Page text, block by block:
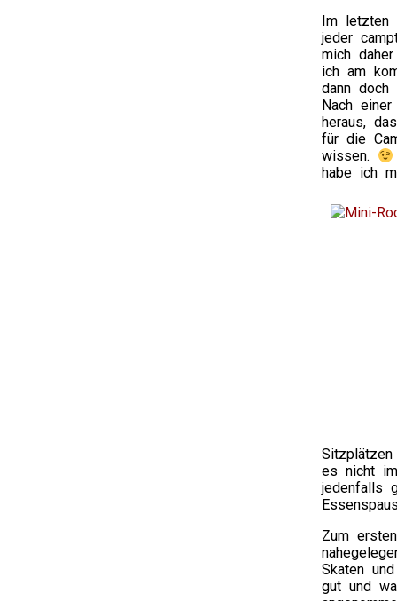
Im letzten
jeder
mich
ich am
dann
Nach
heraus,
für die
wissen.
habe ich
es nicht
jedenfalls
Zum
Skaten
gut und